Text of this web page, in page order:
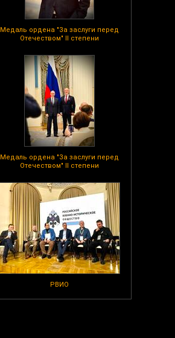
Медаль ордена "За заслуги перед
Отечеством" II степени
Медаль ордена "За заслуги перед
Отечеством" II степени
РВИО